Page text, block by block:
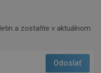
a zostaňte v aktuálnom